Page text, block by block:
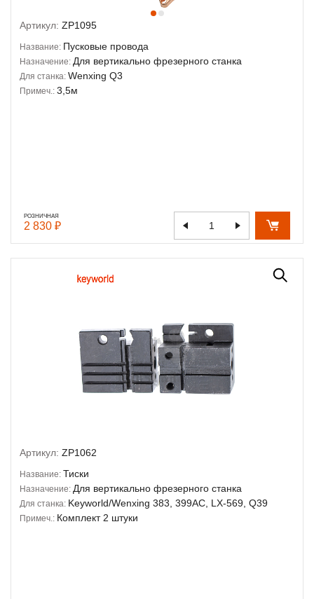
Артикул: ZP1095
Название: Пусковые провода
Назначение: Для вертикально фрезерного станка
Для станка: Wenxing Q3
Примеч.: 3,5м
РОЗНИЧНАЯ
2 830 ₽
Артикул: ZP1062
Название: Тиски
Назначение: Для вертикально фрезерного станка
Для станка: Keyworld/Wenxing 383, 399AC, LX-569, Q39
Примеч.: Комплект 2 штуки